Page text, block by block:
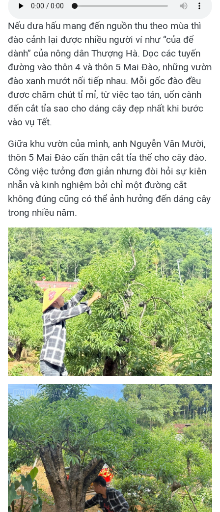
Nếu dưa hấu mang đến nguồn thu theo mùa thì
đào cảnh lại được nhiều người ví như “của để
dành” của nông dân Thượng Hà. Dọc các tuyến
đường vào thôn 4 và thôn 5 Mai Đào, những vườn
đào xanh mướt nối tiếp nhau. Mỗi gốc đào đều
được chăm chút tỉ mỉ, từ việc tạo tán, uốn cành
đến cắt tỉa sao cho dáng cây đẹp nhất khi bước
vào vụ Tết.
Giữa khu vườn của mình, anh Nguyễn Văn Mười,
thôn 5 Mai Đào cẩn thận cắt tỉa thế cho cây đào.
Công việc tưởng đơn giản nhưng đòi hỏi sự kiên
nhẫn và kinh nghiệm bởi chỉ một đường cắt
không đúng cũng có thể ảnh hưởng đến dáng cây
trong nhiều năm.